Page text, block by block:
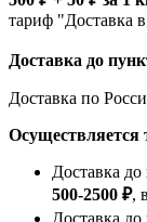
тариф "Доставка
Доставка до
Доставка по
Доставка
500-2500 ₽,